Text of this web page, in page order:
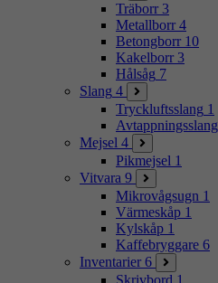
Träborr 3
Metallborr 4
Betongborr 10
Kakelborr 3
Hålsåg 7
Slang 4
Tryckluftsslang 1
Avtappningsslang
Mejsel 4
Pikmejsel 1
Vitvara 9
Mikrovågsugn 1
Värmeskåp 1
Kylskåp 1
Kaffebryggare 6
Inventarier 6
Skrivbord 1